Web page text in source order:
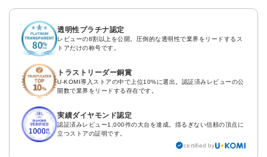
透明性プラチナ認定
レビューの8割以上を公開。圧倒的な透明性で業界をリードするス
トアだけの称号です。
トラストリーダー銅賞
U-KOMI導入ストアの中で上位10%に選出。認証済みレビューの公
開数で業界をリードする存在です。
実績ダイヤモンド認定
認証済みレビュー1,000件の大台を達成。揺るぎない信頼の頂点に
立つストアの証明です。
certified by